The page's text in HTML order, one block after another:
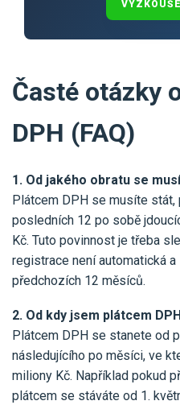
Časté otázky
DPH (FAQ)
1. Od jakého obratu se
Plátcem DPH se musíte stát,
posledních 12 po sobě
Kč. Tuto povinnost je třeba
registrace není automatická
předchozích 12 měsíců.
2. Od kdy jsem plátcem
Plátcem DPH se stanete od
následujícího po měsíci, ve
miliony Kč. Například pokud
plátcem se stáváte od 1.